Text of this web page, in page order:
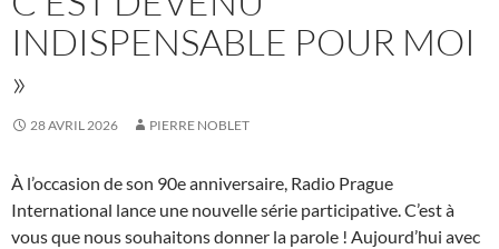
INDISPENSABLE POUR MOI
»
28 AVRIL 2026 PIERRE NOBLET
À l’occasion de son 90e anniversaire, Radio Prague
International lance une nouvelle série participative. C’est à
vous que nous souhaitons donner la parole ! Aujourd’hui avec